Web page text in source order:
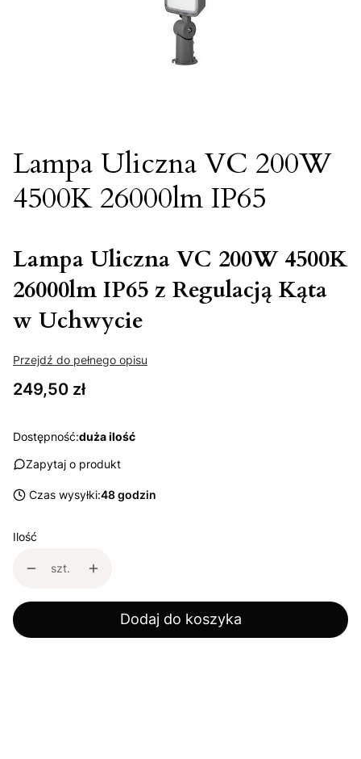
Lampa Uliczna VC 200W
4500K 26000lm IP65
Lampa Uliczna VC 200W 4500K
26000lm IP65 z Regulacją Kąta
w Uchwycie
Przejdź do pełnego opisu
Cena
249,50 zł
Dostępność:duża ilość
Zapytaj o produkt
Czas wysyłki:48 godzin
Ilość
szt.
Dodaj do koszyka